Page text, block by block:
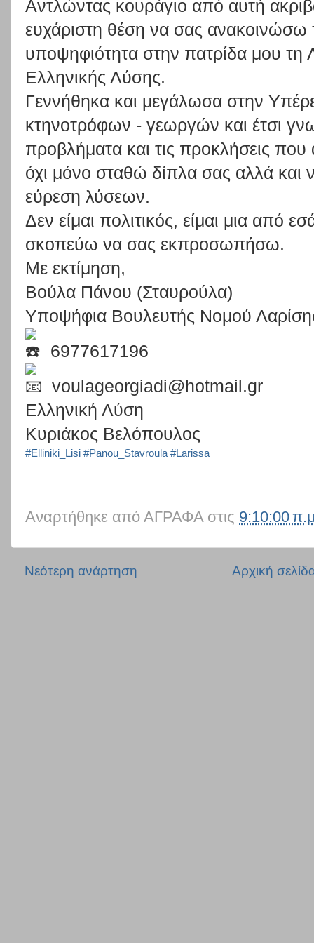
Αντλώντας κουράγιο από αυτή
ευχάριστη θέση να σας ανακοινώσω
υποψηφιότητα στην πατρίδα μου τη
Ελληνικής Λύσης.
Γεννήθηκα και μεγάλωσα στην
κτηνοτρόφων - γεωργών και έτσι
προβλήματα και τις προκλήσεις που
όχι μόνο σταθώ δίπλα σας αλλά και
εύρεση λύσεων.
Δεν είμαι πολιτικός, είμαι μια από
σκοπεύω να σας εκπροσωπήσω.
Με εκτίμηση,
Βούλα Πάνου (Σταυρούλα)
Υποψήφια Βουλευτής Νομού
6977617196
voulageorgiadi@hotmail.gr
Ελληνική Λύση
Κυριάκος Βελόπουλος
#Elliniki_Lisi #Panou_Stavroula #Larissa
Αναρτήθηκε από ΑΓΡΑΦΑ στις 9:10:00
Νεότερη ανάρτηση Αρχική